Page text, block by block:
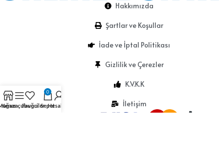
Hakkımızda
Şartlar ve Koşullar
İade ve İptal Politikası
Gizlilik ve Çerezler
K.V.K.K
İletişim
Kenar çubuğu
Favoriler
0
SepetHesabım